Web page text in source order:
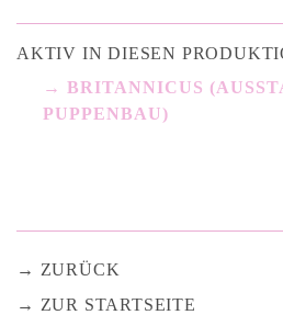
AKTIV IN DIESEN
BRITANNICUS
PUPPENBAU)
ZURÜCK
ZUR STARTSEITE